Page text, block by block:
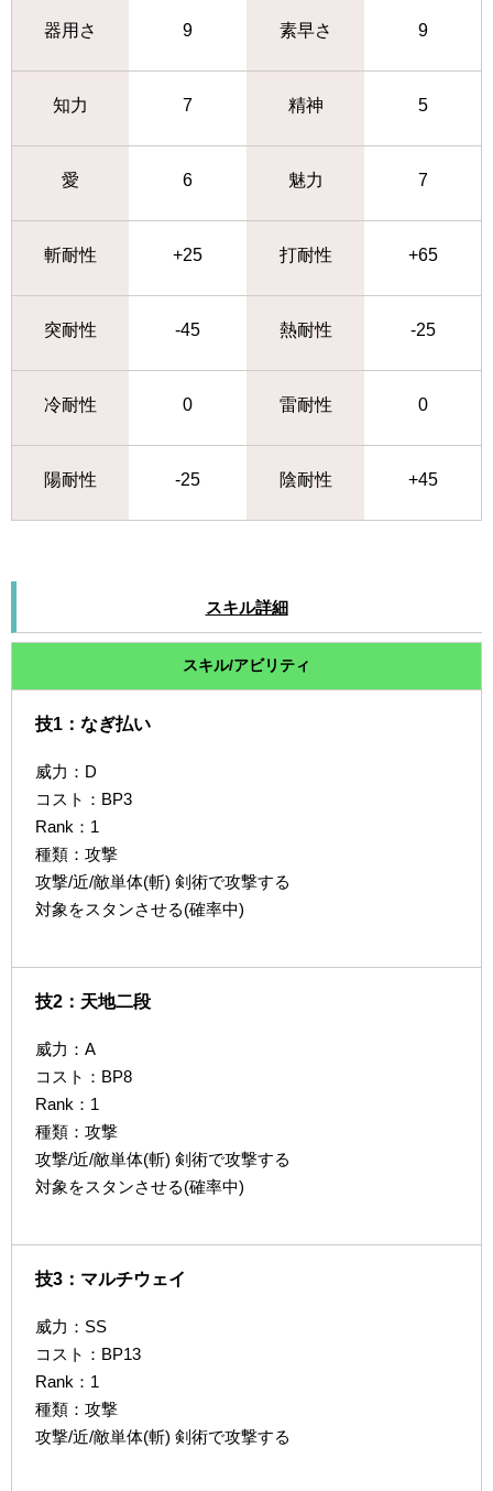
器用さ 9 素早さ 9
知力 7 精神 5
愛 6 魅力 7
斬耐性 +25 打耐性 +65
突耐性 -45 熱耐性 -25
冷耐性 0 雷耐性 0
陽耐性 -25 陰耐性 +45
スキル詳細
スキル/アビリティ
技1：なぎ払い
威力：D
コスト：BP3
Rank：1
種類：攻撃
攻撃/近/敵単体(斬) 剣術で攻撃する
対象をスタンさせる(確率中)
技2：天地二段
威力：A
コスト：BP8
Rank：1
種類：攻撃
攻撃/近/敵単体(斬) 剣術で攻撃する
対象をスタンさせる(確率中)
技3：マルチウェイ
威力：SS
コスト：BP13
Rank：1
種類：攻撃
攻撃/近/敵単体(斬) 剣術で攻撃する